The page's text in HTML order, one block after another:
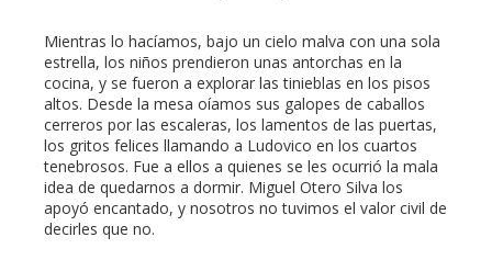
Mientras lo hacíamos, bajo un cielo malva con una sola
estrella, los niños prendieron unas antorchas en la
cocina, y se fueron a explorar las tinieblas en los pisos
altos. Desde la mesa oíamos sus galopes de caballos
cerreros por las escaleras, los lamentos de las puertas,
los gritos felices llamando a Ludovico en los cuartos
tenebrosos. Fue a ellos a quienes se les ocurrió la mala
idea de quedarnos a dormir. Miguel Otero Silva los
apoyó encantado, y nosotros no tuvimos el valor civil de
decirles que no.